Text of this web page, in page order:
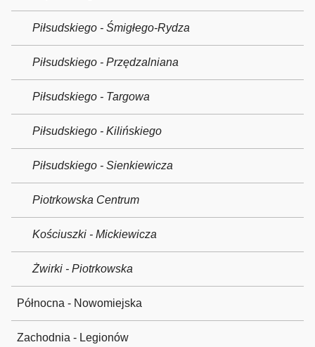
Piłsudskiego - Śmigłego-Rydza
Piłsudskiego - Przędzalniana
Piłsudskiego - Targowa
Piłsudskiego - Kilińskiego
Piłsudskiego - Sienkiewicza
Piotrkowska Centrum
Kościuszki - Mickiewicza
Żwirki - Piotrkowska
Północna - Nowomiejska
Zachodnia - Legionów